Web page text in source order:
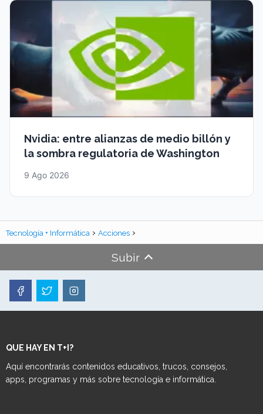
Nvidia: entre alianzas de medio billón y
la sombra regulatoria de Washington
9 Ago 2026
Tecnología + Informática Acciones
Subir
QUE HAY EN T+I?
Aquí encontrarás contenidos educativos, trucos, consejos,
apps, programas y más sobre tecnología e informática.